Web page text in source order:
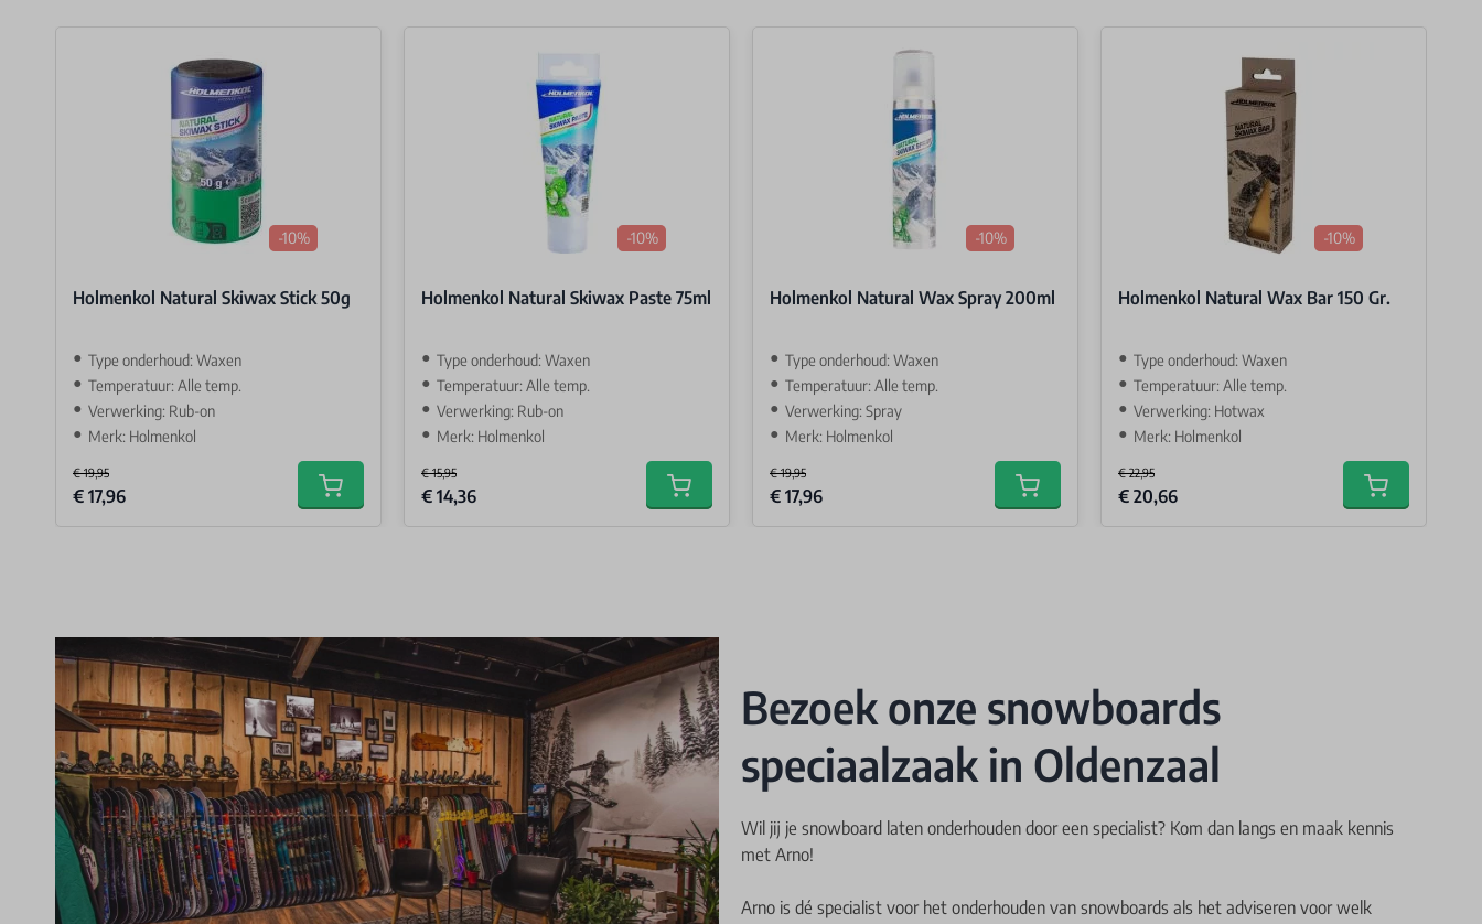
-10%
Holmenkol Natural Skiwax Stick 50g
Type onderhoud: Waxen
Temperatuur: Alle temp.
Verwerking: Rub-on
Merk: Holmenkol
€ 19,95
Special Price
€ 17,96 Add to cart
-10%
Holmenkol Natural Skiwax Paste 75ml
Type onderhoud: Waxen
Temperatuur: Alle temp.
Verwerking: Rub-on
Merk: Holmenkol
€ 15,95
Special Price
€ 14,36 Add to cart
-10%
Holmenkol Natural Wax Spray 200ml
Type onderhoud: Waxen
Temperatuur: Alle temp.
Verwerking: Spray
Merk: Holmenkol
€ 19,95
Special Price
€ 17,96 Add to cart
-10%
Holmenkol Natural Wax Bar 150 Gr.
Type onderhoud: Waxen
Temperatuur: Alle temp.
Verwerking: Hotwax
Merk: Holmenkol
€ 22,95
Special Price
€ 20,66 Add to cart
Bezoek onze snowboards
speciaalzaak in Oldenzaal
Wil jij je snowboard laten onderhouden door een specialist? Kom dan langs en maak kennis
met Arno!
Arno is dé specialist voor het onderhouden van snowboards als het adviseren voor welk